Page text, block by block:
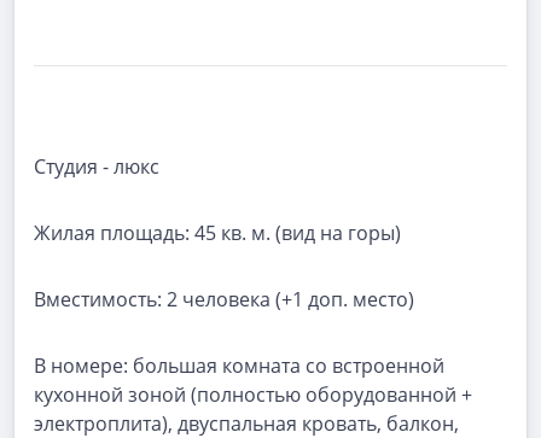
Студия - люкс
Жилая площадь: 45 кв. м. (вид на горы)
Вместимость: 2 человека (+1 доп. место)
В номере: большая комната со встроенной
кухонной зоной (полностью оборудованной +
электроплита), двуспальная кровать, балкон,